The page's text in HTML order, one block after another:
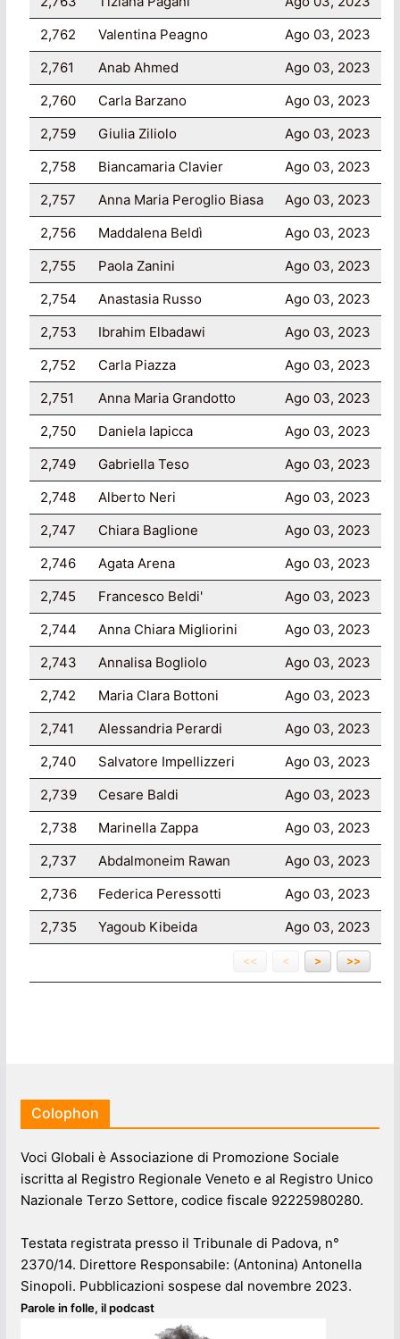
2,762
Valentina Peagno
Ago 03, 2023
2,761
Anab Ahmed
Ago 03, 2023
2,760
Carla Barzano
Ago 03, 2023
2,759
Giulia Ziliolo
Ago 03, 2023
2,758
Biancamaria Clavier
Ago 03, 2023
2,757
Anna Maria Peroglio Biasa
Ago 03, 2023
2,756
Maddalena Beldì
Ago 03, 2023
2,755
Paola Zanini
Ago 03, 2023
2,754
Anastasia Russo
Ago 03, 2023
2,753
Ibrahim Elbadawi
Ago 03, 2023
2,752
Carla Piazza
Ago 03, 2023
2,751
Anna Maria Grandotto
Ago 03, 2023
2,750
Daniela Iapicca
Ago 03, 2023
2,749
Gabriella Teso
Ago 03, 2023
2,748
Alberto Neri
Ago 03, 2023
2,747
Chiara Baglione
Ago 03, 2023
2,746
Agata Arena
Ago 03, 2023
2,745
Francesco Beldi'
Ago 03, 2023
2,744
Anna Chiara Migliorini
Ago 03, 2023
2,743
Annalisa Bogliolo
Ago 03, 2023
2,742
Maria Clara Bottoni
Ago 03, 2023
2,741
Alessandria Perardi
Ago 03, 2023
2,740
Salvatore Impellizzeri
Ago 03, 2023
2,739
Cesare Baldi
Ago 03, 2023
2,738
Marinella Zappa
Ago 03, 2023
2,737
Abdalmoneim Rawan
Ago 03, 2023
2,736
Federica Peressotti
Ago 03, 2023
2,735
Yagoub Kibeida Ago 03, 2023
<< < > >>
Colophon
Voci Globali è Associazione di Promozione Sociale
iscritta al Registro Regionale Veneto e al Registro Unico
Nazionale Terzo Settore, codice fiscale 92225980280.
Testata registrata presso il Tribunale di Padova, n°
2370/14. Direttore Responsabile: (Antonina) Antonella
Sinopoli. Pubblicazioni sospese dal novembre 2023.
Parole in folle, il podcast